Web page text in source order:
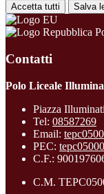
Accetta tutti Salva
Contatti
Polo Liceale
Piazza
Tel: 08587269
Email:
PEC:
C.F.:
C.M.